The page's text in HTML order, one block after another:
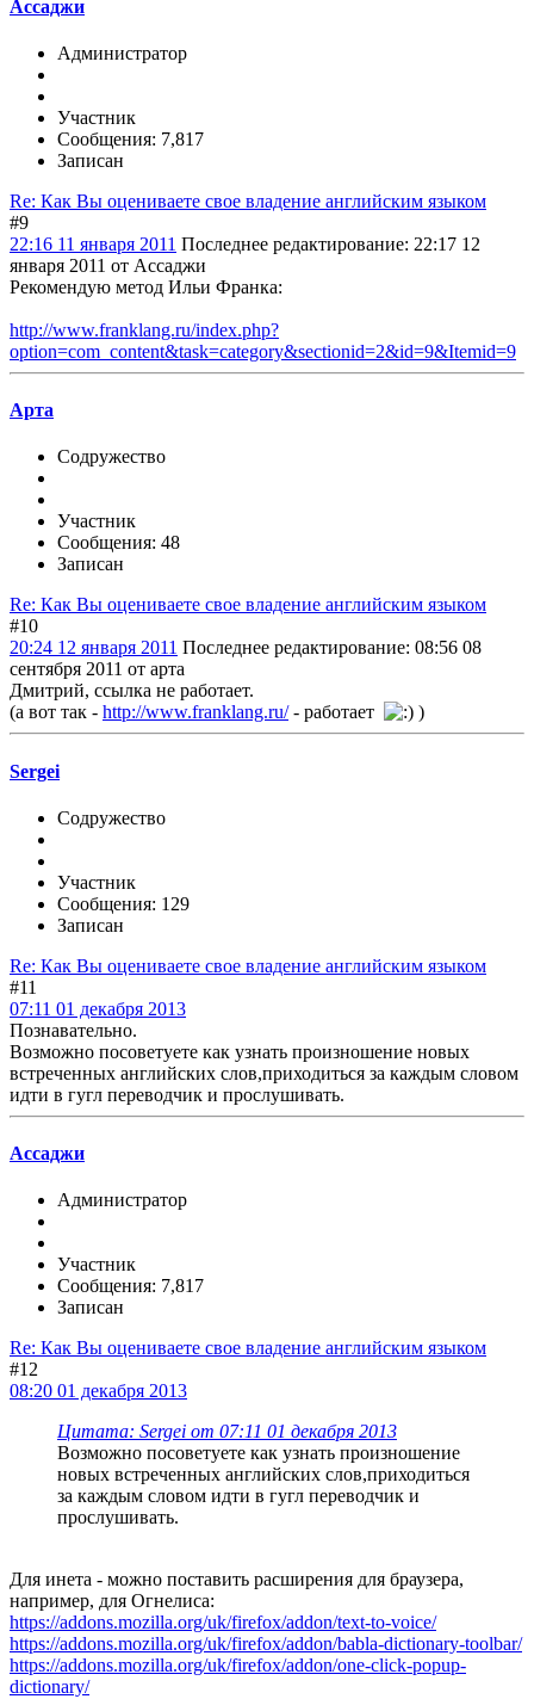
Ассаджи
Администратор
Участник
Сообщения: 7,817
Записан
Re: Как Вы оцениваете свое владение английским языком
#9
22:16 11 января 2011 Последнее редактирование: 22:17 12
января 2011 от Ассаджи
Рекомендую метод Ильи Франка:
http://www.franklang.ru/index.php?
option=com_content&task=category&sectionid=2&id=9&Itemid=9
Арта
Содружество
Участник
Сообщения: 48
Записан
Re: Как Вы оцениваете свое владение английским языком
#10
20:24 12 января 2011 Последнее редактирование: 08:56 08
сентября 2011 от арта
Дмитрий, ссылка не работает.
(а вот так - http://www.franklang.ru/- работает )
Sergei
Содружество
Участник
Сообщения: 129
Записан
Re: Как Вы оцениваете свое владение английским языком
#11
07:11 01 декабря 2013
Познавательно.
Возможно посоветуете как узнать произношение новых
встреченных английских слов,приходиться за каждым словом
идти в гугл переводчик и прослушивать.
Ассаджи
Администратор
Участник
Сообщения: 7,817
Записан
Re: Как Вы оцениваете свое владение английским языком
#12
08:20 01 декабря 2013
Цитата: Sergei от 07:11 01 декабря 2013
Возможно посоветуете как узнать произношение
новых встреченных английских слов,приходиться
за каждым словом идти в гугл переводчик и
прослушивать.
Для инета - можно поставить расширения для браузера,
например, для Огнелиса:
https://addons.mozilla.org/uk/firefox/addon/text-to-voice/
https://addons.mozilla.org/uk/firefox/addon/babla-dictionary-toolbar/
https://addons.mozilla.org/uk/firefox/addon/one-click-popup-
dictionary/